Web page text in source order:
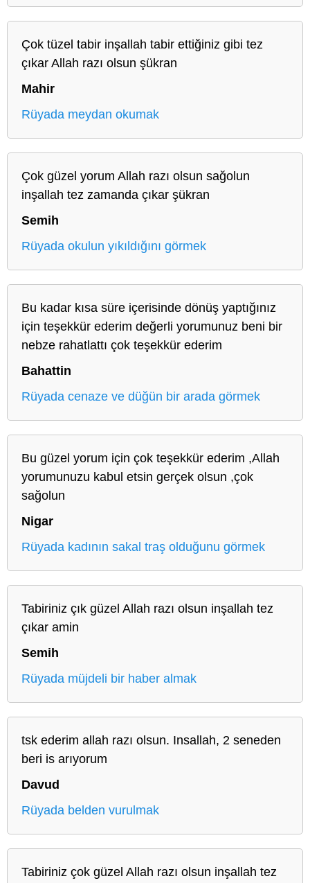
Çok tüzel tabir inşallah tabir ettiğiniz gibi tez
çıkar Allah razı olsun şükran
Mahir
Rüyada meydan okumak
Çok güzel yorum Allah razı olsun sağolun
inşallah tez zamanda çıkar şükran
Semih
Rüyada okulun yıkıldığını görmek
Bu kadar kısa süre içerisinde dönüş yaptığınız
için teşekkür ederim değerli yorumunuz beni bir
nebze rahatlattı çok teşekkür ederim
Bahattin
Rüyada cenaze ve düğün bir arada görmek
Bu güzel yorum için çok teşekkür ederim ,Allah
yorumunuzu kabul etsin gerçek olsun ,çok
sağolun
Nigar
Rüyada kadının sakal traş olduğunu görmek
Tabiriniz çık güzel Allah razı olsun inşallah tez
çıkar amin
Semih
Rüyada müjdeli bir haber almak
tsk ederim allah razı olsun. Insallah, 2 seneden
beri is arıyorum
Davud
Rüyada belden vurulmak
Tabiriniz çok güzel Allah razı olsun inşallah tez